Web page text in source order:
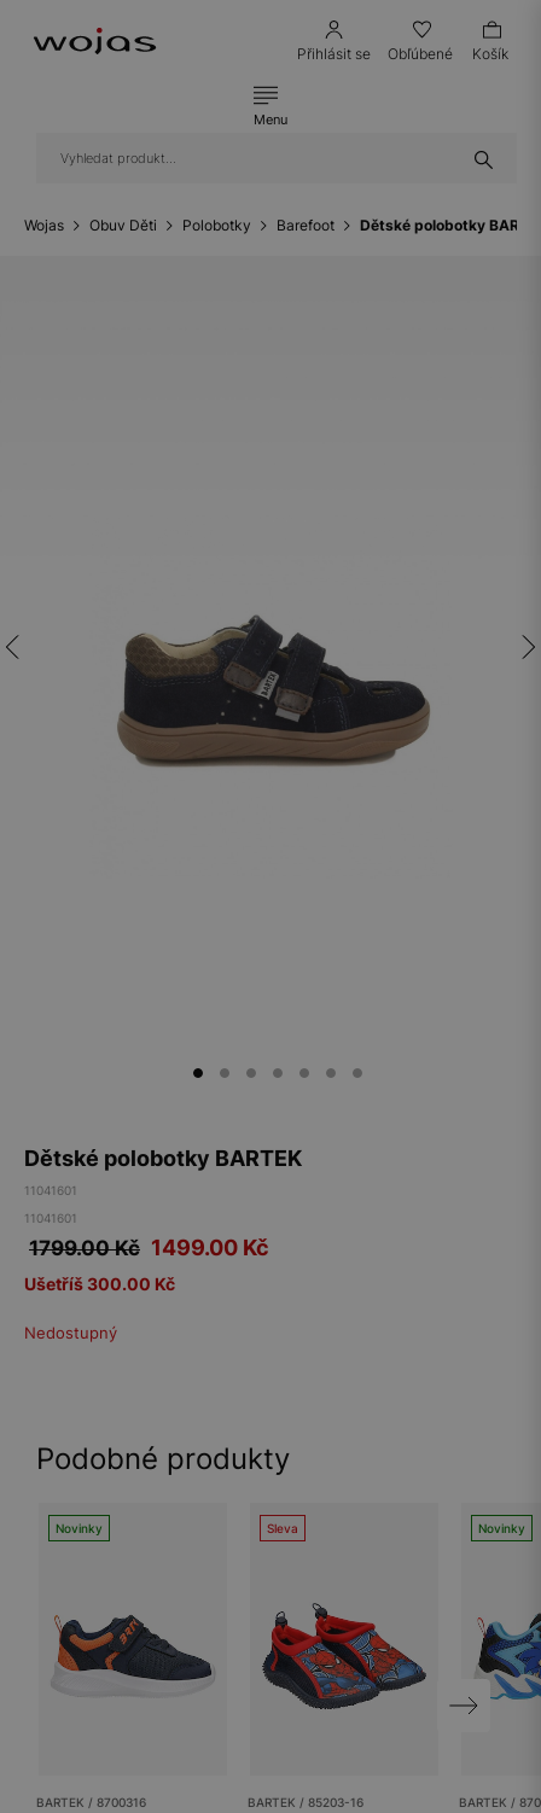
Přihlásit se Obľúbené Košík
Menu
Wojas Obuv Děti Polobotky Barefoot Dětské polobotky
Dětské polobotky BARTEK
11041601
11041601
1799.00 Kč 1499.00 Kč
Ušetříš 300.00 Kč
Nedostupný
Podobné produkty
Novinky
BARTEK / 8700316
Sleva
BARTEK / 85203-16
Novinky
BARTEK /